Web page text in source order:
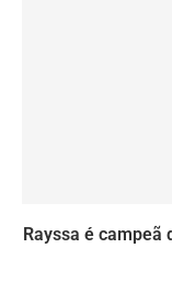
Rayssa é campeã